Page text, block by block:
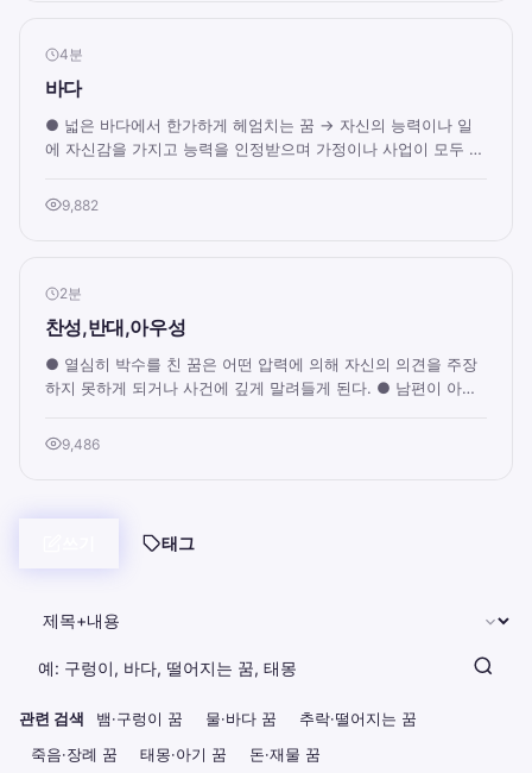
4분
바다
● 넓은 바다에서 한가하게 헤엄치는 꿈 → 자신의 능력이나 일
에 자신감을 가지고 능력을 인정받으며 가정이나 사업이 모두 순
9,882
2분
찬성,반대,아우성
● 열심히 박수를 친 꿈은 어떤 압력에 의해 자신의 의견을 주장
하지 못하게 되거나 사건에 깊게 말려들게 된다. ● 남편이 아내
9,486
태그
관련 검색 뱀·구렁이 꿈 물·바다 꿈
추락·떨어지는 꿈
죽음·장례 꿈
태몽·아기 꿈 돈·재물 꿈